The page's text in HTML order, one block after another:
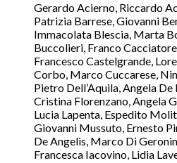
Gerardo Acierno, Riccardo
Patrizia Barrese, Giovanni
Immacolata Blescia, Marta
Buccolieri, Franco
Francesco Castelgrande,
Corbo, Marco Cuccarese,
Pietro Dell’Aquila, Angela
Cristina Florenzano, Angela
Lucia Lapenta, Espedito
Giovanni Mussuto, Ernesto
De Angelis, Marco Di
Francesca Iacovino, Lidia